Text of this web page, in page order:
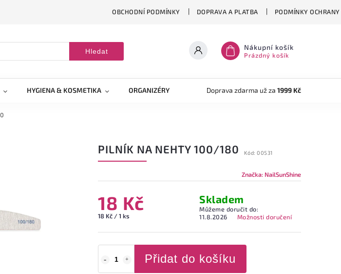
OBCHODNÍ PODMÍNKY DOPRAVA A PLATBA PODMÍNKY
Hledat Nákupní košík
Prázdný košík
HYGIENA & KOSMETIKA ORGANIZÉRY TVOŘENÍ AKRYLOVÝ SYSTÉM
Doprava zdarma už za 1999 Kč
PILNÍK NA NEHTY 100/180 Kód: 00531
Značka: NailSunShine
18 Kč
18 Kč / 1 ks
Skladem
Můžeme doručit do:
11.8.2026
Možnosti doručení
Přidat do košíku